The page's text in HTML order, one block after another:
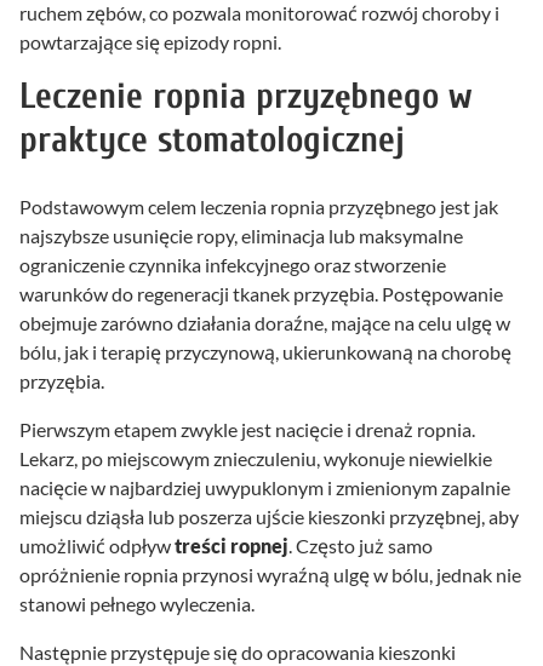
ruchem zębów, co pozwala monitorować rozwój choroby i
powtarzające się epizody ropni.
Leczenie ropnia przyzębnego w
praktyce stomatologicznej
Podstawowym celem leczenia ropnia przyzębnego jest jak
najszybsze usunięcie ropy, eliminacja lub maksymalne
ograniczenie czynnika infekcyjnego oraz stworzenie
warunków do regeneracji tkanek przyzębia. Postępowanie
obejmuje zarówno działania doraźne, mające na celu ulgę w
bólu, jak i terapię przyczynową, ukierunkowaną na chorobę
przyzębia.
Pierwszym etapem zwykle jest nacięcie i drenaż ropnia.
Lekarz, po miejscowym znieczuleniu, wykonuje niewielkie
nacięcie w najbardziej uwypuklonym i zmienionym zapalnie
miejscu dziąsła lub poszerza ujście kieszonki przyzębnej, aby
umożliwić odpływtreści ropnej. Często już samo
opróżnienie ropnia przynosi wyraźną ulgę w bólu, jednak nie
stanowi pełnego wyleczenia.
Następnie przystępuje się do opracowania kieszonki